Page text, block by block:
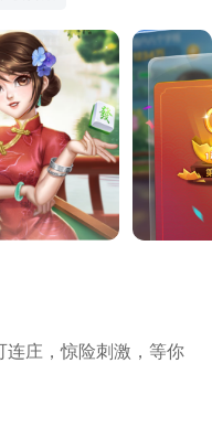
连庄，惊险刺激，等你